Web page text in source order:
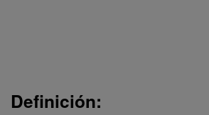
Definición: